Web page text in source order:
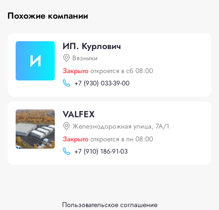
Похожие компании
И
ИП. Курлович
Вязники
Закрыто откроется в сб 08:00
+7 (930) 033-39-00
VALFEX
Железнодорожная улица, 7А/1
Закрыто откроется в пн 08:00
+7 (910) 186-91-03
Пользовательское соглашение